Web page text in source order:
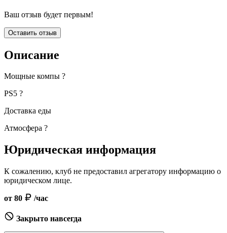
Ваш отзыв будет первым!
Оставить отзыв
Описание
Мощные компы ?
PS5 ?
Доставка еды
Атмосфера ?
Юридическая информация
К сожалению, клуб не предоставил агрегатору информацию о
юридическом лице.
от 80 /час
Закрыто навсегда